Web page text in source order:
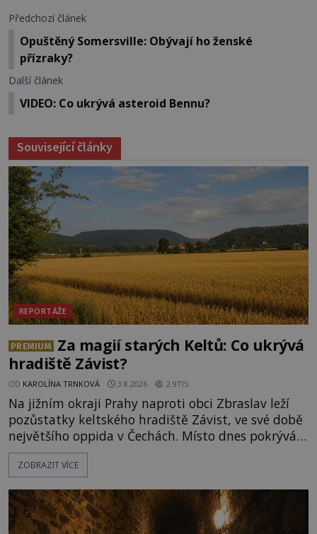
Předchozí článek
Opuštěný Somersville: Obývají ho ženské
přízraky?
Další článek
VIDEO: Co ukrývá asteroid Bennu?
Související články
REPORTÁŽE
PREMIUM
Za magií starých Keltů: Co ukrývá
hradiště Závist?
OD KAROLÍNA TRNKOVÁ 3.8.2026 2.9TIS
Na jižním okraji Prahy naproti obci Zbraslav leží
pozůstatky keltského hradiště Závist, ve své době
největšího oppida v Čechách. Místo dnes pokrývá
les, zbytky po kdysi monumentálním hradišti jsou
ale v terénu patrné stále. Co dalšího tu po Keltech
vrch Hr
ZOBRAZIT VÍCE